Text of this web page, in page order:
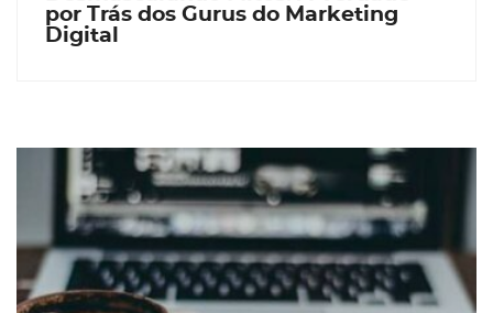
por Trás dos Gurus do Marketing
Digital